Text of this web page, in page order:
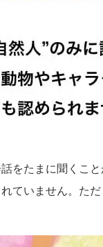
たまに聞くこ
ていません。た